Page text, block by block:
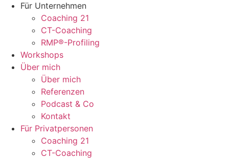
Für Unternehmen
Coaching 21
CT-Coaching
RMP®-Profiling
Workshops
Über mich
Über mich
Referenzen
Podcast & Co
Kontakt
Für Privatpersonen
Coaching 21
CT-Coaching